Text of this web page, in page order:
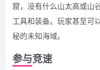
窟，没有什么山太高或山
工具和装备。玩家甚至可
秘的未知海域。
参与竞速